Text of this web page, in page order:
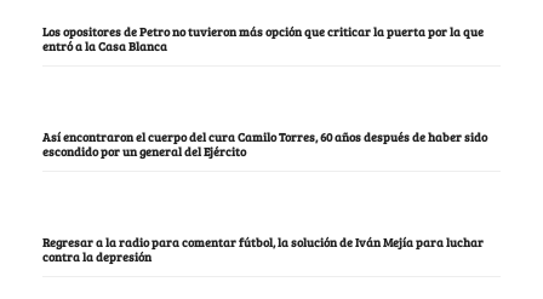
Los opositores de Petro no tuvieron más opción que criticar la puerta por la que
entró a la Casa Blanca
Así encontraron el cuerpo del cura Camilo Torres, 60 años después de haber sido
escondido por un general del Ejército
Regresar a la radio para comentar fútbol, la solución de Iván Mejía para luchar
contra la depresión